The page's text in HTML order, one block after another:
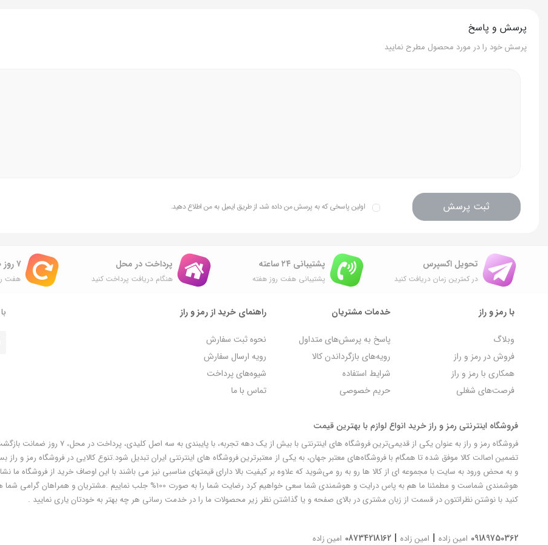
پرسش و پاسخ
پرسش خود را در مورد محصول مطرح نمایید
ثبت پرسش اولین پاسخی که به پرسش من داده شد، از طریق ایمیل به من اطلاع دهید.
تحویل اکسپرس
در کمترین زمان دریافت کنید
پشتیبانی ۲۴ ساعته
پشتیبانی هفت روز هفته
پرداخت در محل
هنگام دریافت پرداخت کنید
۷ روز ضمانت بازگشت
هفت
با رمز و راز
وبلاگ
فروش در رمز و راز
همکاری با رمز و راز
فرصت‌های شغلی
خدمات مشتریان
پاسخ به پرسش‌های متداول
رویه‌های بازگرداندن کالا
شرایط استفاده
حریم خصوصی
راهنمای خرید از رمز و راز
نحوه ثبت سفارش
رویه ارسال سفارش
شیوه‌های پرداخت
تماس با ما
فروشگاه اینترنتی رمز و راز خرید انواع لوازم با بهترین قیمت
فروشگاه رمز و راز به عنوان یکی از قدیمی‌ترین فروشگاه های اینترنتی با بیش از یک دهه تجربه، با پایبندی به سه
تضمین اصالت کالا موفق شده تا همگام با فروشگاه‌های معتبر جهان، به یکی از معتبرترین فروشگاه های اینترنتی ایران تبدیل شود.تنوع کالایی در فروشگاه رمز و راز
و به محض ورود به سایت با مجموعه ای از کالا ها رو به رو می‌شوید که علاوه بر کیفیت بالا دارای قیمتهای مناسبی نیز می باشند با این اوصاف خرید از فروشگاه ما
هوشمندی شماست و مطمئنا ما هم به پاس درایت و هوشمندی شما سعی خواهیم کرد رضایت شما را به صورت 100% جلب نماییم .مشتریان و
کنید با نوشتن نظراتتون در قسمت از زبان مشتری در بالای صفحه و یا گذاشتن نظر زیر محصولات ما را در خدمت رسانی هر چه بهتر به خودتان یاری نمایید .
09189750362 امین زاده | امین زاده |
08734218162 امین زاده